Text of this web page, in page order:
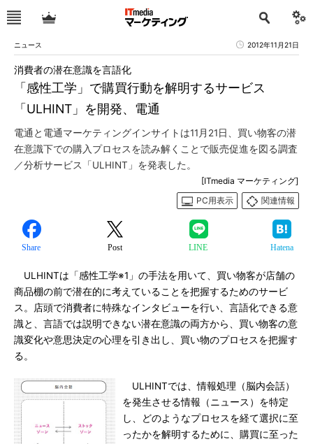
ニュース 2012年11月21日
「感性工学」で購買行動を解明するサービス
「ULHINT」を開発、電通
消費者の潜在意識を言語化
電通と電通マーケティングインサイトは11月21日、買い物客の潜
在意識下での購入プロセスを読み解くことで販売促進を図る調査
／分析サービス「ULHINT」を発表した。
[ITmedia マーケティング]
PC用表示
関連情報
Share Post LINE Hatena
ULHINTは「感性工学※1」の手法を用いて、買い物客が店舗の
商品棚の前で潜在的に考えていることを把握するためのサービ
ス。店頭で消費者に特殊なインタビューを行い、言語化できる意
識と、言語では説明できない潜在意識の両方から、買い物客の意
識変化や意思決定の心理を引き出し、買い物のプロセスを把握す
る。
ULHINTでは、情報処理（脳内会話）
を発生させる情報（ニュース）を特定
し、どのようなプロセスを経て選択に至
ったかを解明するために、購買に至った